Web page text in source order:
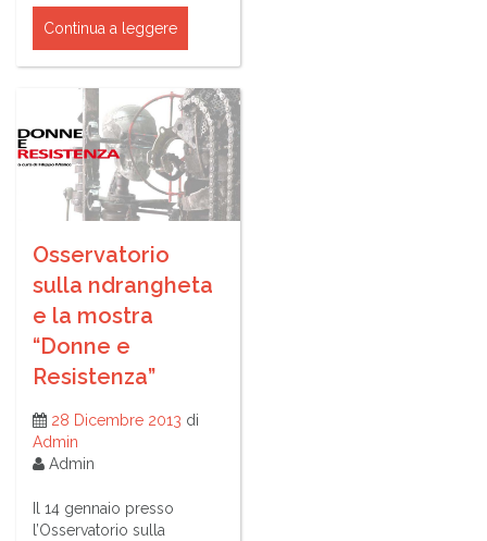
Continua a leggere
Osservatorio
sulla ndrangheta
e la mostra
“Donne e
Resistenza”
28 Dicembre 2013 di
Admin
Admin
Il 14 gennaio presso
l’Osservatorio sulla